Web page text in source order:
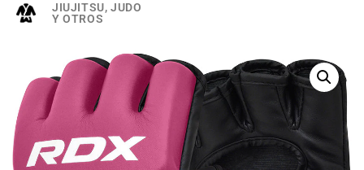
JIUJITSU, JUDO
Y OTROS